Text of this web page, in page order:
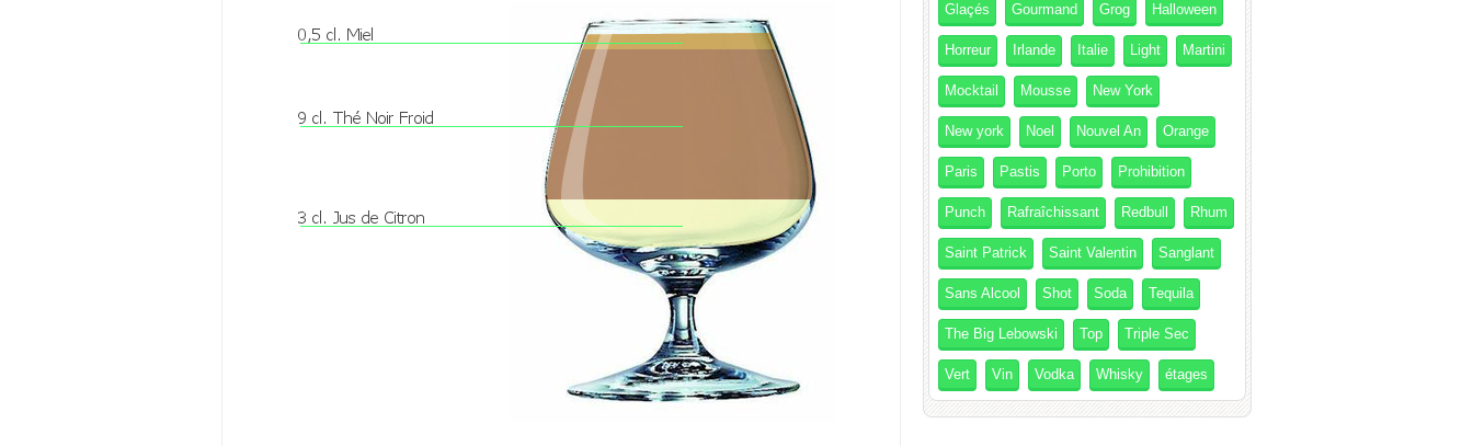
Glaçés Gourmand Grog Halloween
Horreur Irlande Italie Light Martini
Mocktail Mousse New York
New york Noel Nouvel An Orange
Paris Pastis Porto Prohibition
Punch Rafraîchissant Redbull Rhum
Saint Patrick Saint Valentin Sanglant
Sans Alcool Shot Soda Tequila
The Big Lebowski Top Triple Sec
Vert Vin Vodka Whisky étages